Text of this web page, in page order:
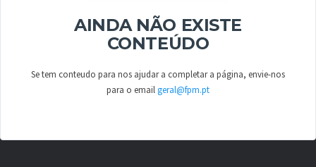
AINDA NÃO EXISTE
CONTEÚDO
Se tem conteudo para nos ajudar a completar a página, envie-nos
para o emailgeral@fpm.pt